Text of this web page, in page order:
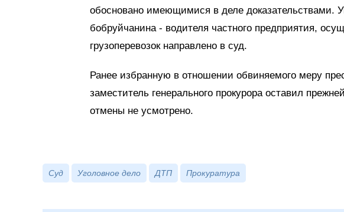
обосновано имеющимися в деле доказательствами.
бобруйчанина - водителя частного предприятия,
грузоперевозок направлено в суд.
Ранее избранную в отношении обвиняемого меру
заместитель генерального прокурора оставил
отмены не усмотрено.
Суд Уголовное дело ДТП Прокуратура